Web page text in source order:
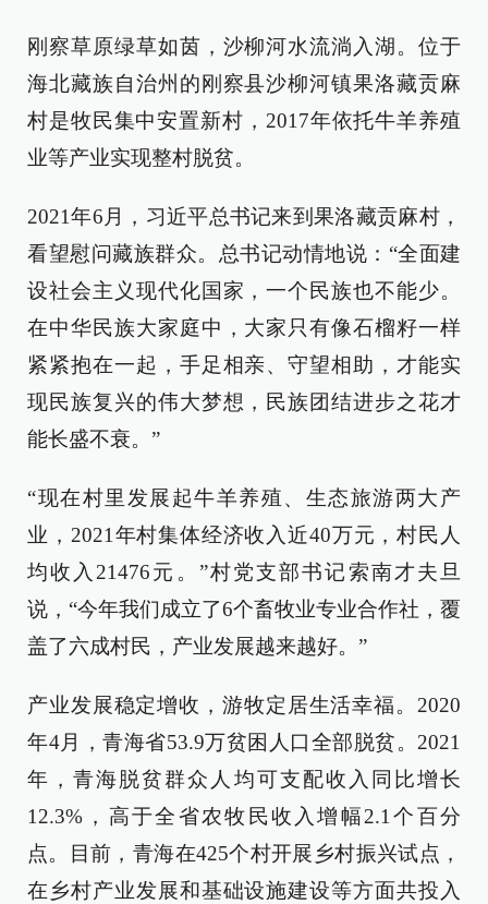
刚察草原绿草如茵，沙柳河水流淌入湖。位于
海北藏族自治州的刚察县沙柳河镇果洛藏贡麻
村是牧民集中安置新村，2017年依托牛羊养殖
业等产业实现整村脱贫。
2021年6月，习近平总书记来到果洛藏贡麻村，
看望慰问藏族群众。总书记动情地说：“全面建
设社会主义现代化国家，一个民族也不能少。
在中华民族大家庭中，大家只有像石榴籽一样
紧紧抱在一起，手足相亲、守望相助，才能实
现民族复兴的伟大梦想，民族团结进步之花才
能长盛不衰。”
“现在村里发展起牛羊养殖、生态旅游两大产
业，2021年村集体经济收入近40万元，村民人
均收入21476元。”村党支部书记索南才夫旦
说，“今年我们成立了6个畜牧业专业合作社，覆
盖了六成村民，产业发展越来越好。”
产业发展稳定增收，游牧定居生活幸福。2020
年4月，青海省53.9万贫困人口全部脱贫。2021
年，青海脱贫群众人均可支配收入同比增长
12.3%，高于全省农牧民收入增幅2.1个百分
点。目前，青海在425个村开展乡村振兴试点，
在乡村产业发展和基础设施建设等方面共投入